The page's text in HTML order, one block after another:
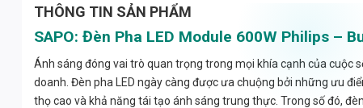
THÔNG TIN SẢN PHẨM
SAPO: Đèn Pha LED Module 600W Philips –
Ánh sáng đóng vai trò quan trọng trong mọi khía cạnh của cuộc
doanh. Đèn pha LED ngày càng được ưa chuộng bởi những ưu
thọ cao và khả năng tái tạo ánh sáng trung thực. Trong số đó,